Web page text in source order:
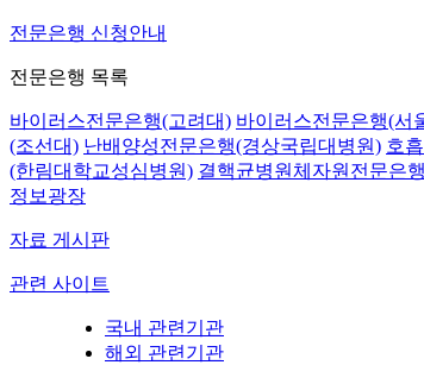
전문은행 신청안내
전문은행 목록
바이러스전문은행(고려대) 바이러스전문은행(서
(조선대) 난배양성전문은행(경상국립대병원) 호
(한림대학교성심병원) 결핵균병원체자원전문은
정보광장
자료 게시판
관련 사이트
국내 관련기관
해외 관련기관